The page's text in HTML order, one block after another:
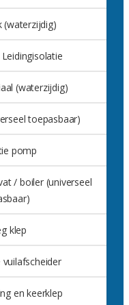
(waterzijdig)
(waterzijdig)
toepasbaar)
pomp
/ boiler (universeel
klep
en keerklep